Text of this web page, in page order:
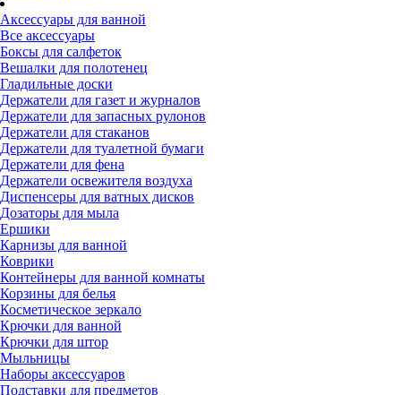
Аксессуары для ванной
Все аксессуары
Боксы для салфеток
Вешалки для полотенец
Гладильные доски
Держатели для газет и журналов
Держатели для запасных рулонов
Держатели для стаканов
Держатели для туалетной бумаги
Держатели для фена
Держатели освежителя воздуха
Диспенсеры для ватных дисков
Дозаторы для мыла
Ершики
Карнизы для ванной
Коврики
Контейнеры для ванной комнаты
Корзины для белья
Косметическое зеркало
Крючки для ванной
Крючки для штор
Мыльницы
Наборы аксессуаров
Подставки для предметов